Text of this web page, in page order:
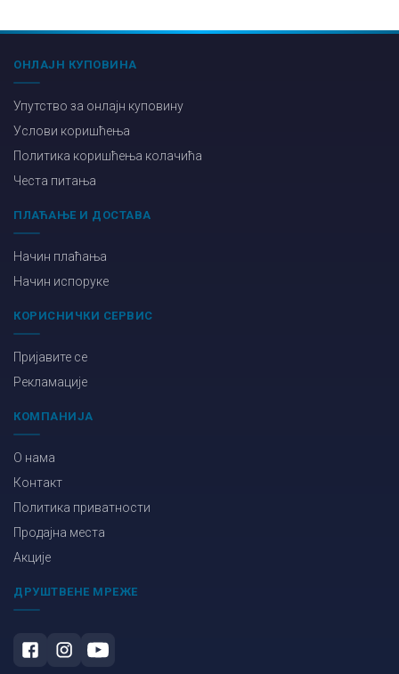
ОНЛАЈН КУПОВИНА
Упутство за онлајн куповину
Услови коришћења
Политика коришћења колачића
Честа питања
ПЛАЋАЊЕ И ДОСТАВА
Начин плаћања
Начин испоруке
КОРИСНИЧКИ СЕРВИС
Пријавите се
Рекламације
КОМПАНИЈА
О нама
Контакт
Политика приватности
Продајна места
Акције
ДРУШТВЕНЕ МРЕЖЕ